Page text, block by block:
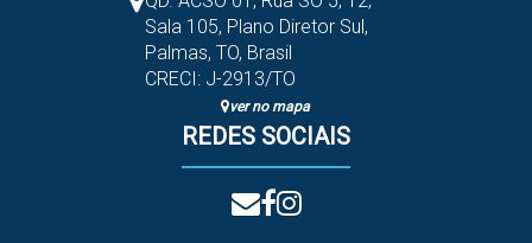
Sala 105, Plano Diretor Sul ,
Palmas, TO, Brasil
CRECI: J-2913/TO
ver no mapa
REDES SOCIAIS